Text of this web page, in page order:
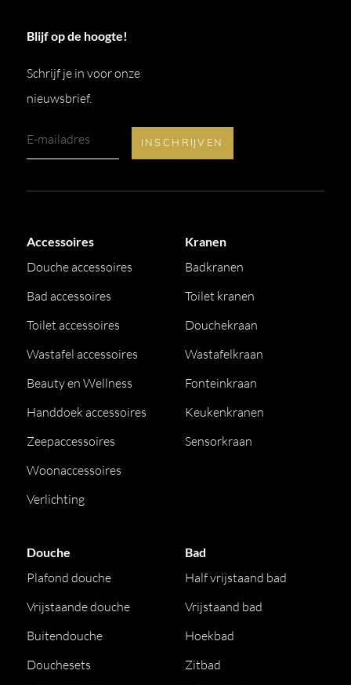
Blijf op de hoogte!
Schrijf je in voor onze
nieuwsbrief.
Accessoires
Douche accessoires
Bad accessoires
Toilet accessoires
Wastafel accessoires
Beauty en Wellness
Handdoek accessoires
Zeepaccessoires
Woonaccessoires
Verlichting
Kranen
Badkranen
Toilet kranen
Douchekraan
Wastafelkraan
Fonteinkraan
Keukenkranen
Sensorkraan
Douche
Plafond douche
Vrijstaande douche
Buitendouche
Douchesets
Bad
Half vrijstaand bad
Vrijstaand bad
Hoekbad
Zitbad